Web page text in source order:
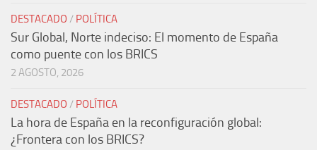
DESTACADO / POLÍTICA
Sur Global, Norte indeciso: El momento de España
como puente con los BRICS
2 AGOSTO, 2026
DESTACADO / POLÍTICA
La hora de España en la reconfiguración global:
¿Frontera con los BRICS?